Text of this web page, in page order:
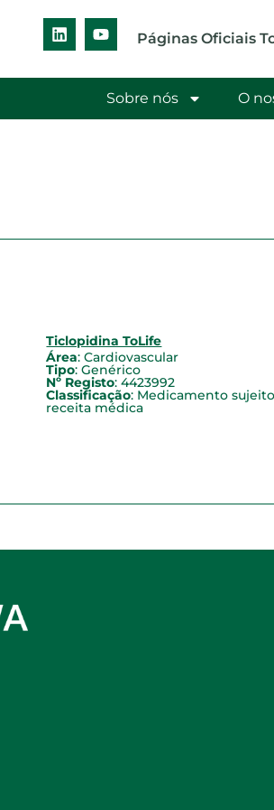
Páginas Oficiais
Sobre nós O
Ticlopidina ToLife
Área:Cardiovascular
Tipo:Genérico
Nº Registo: 4423992
Classificação: Medicamento
receita médica